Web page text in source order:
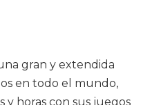
gran y extendida
en todo el mundo,
y horas con sus juegos